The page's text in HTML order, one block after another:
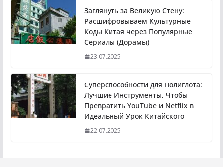
Заглянуть за Великую Стену:
Расшифровываем Культурные
Коды Китая через Популярные
Сериалы (Дорамы)
23.07.2025
Суперспособности для Полиглота:
Лучшие Инструменты, Чтобы
Превратить YouTube и Netflix в
Идеальный Урок Китайского
22.07.2025